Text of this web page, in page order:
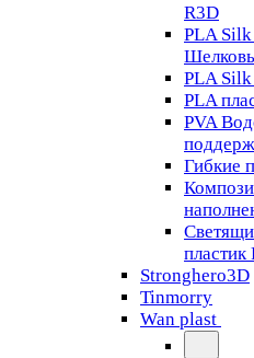
R3D
PLA
PLA Silk
PLA
PVA
Гибкие
пластик
Stronghero3D
Tinmorry
Wan plast